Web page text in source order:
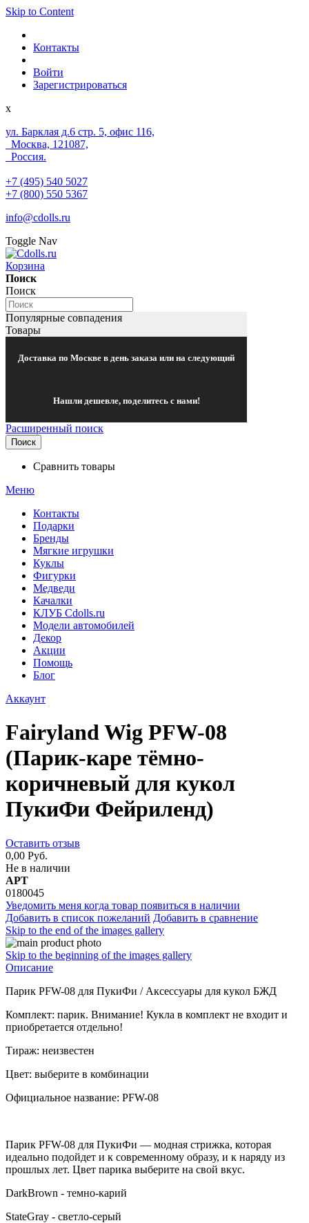
Skip to Content
Контакты
Войти
Зарегистрироваться
x
ул. Барклая д.6 стр. 5, офис 116,
Москва, 121087,
Россия.
+7 (495) 540 5027
+7 (800) 550 5367
info@cdolls.ru
Toggle Nav
Корзина
Поиск
Поиск
Популярные совпадения
Товары
Доставка по Москве в день заказа или на следующий
Нашли дешевле, поделитесь с нами!
Расширенный поиск
Поиск
Сравнить товары
Меню
Контакты
Подарки
Бренды
Мягкие игрушки
Куклы
Фигурки
Медведи
Качалки
КЛУБ Cdolls.ru
Модели автомобилей
Декор
Акции
Помощь
Блог
Аккаунт
Fairyland Wig PFW-08
(Парик-каре тёмно-
коричневый для кукол
ПукиФи Фейриленд)
Оставить отзыв
0,00 Руб.
Не в наличии
АРТ
0180045
Уведомить меня когда товар появиться в наличии
Добавить в список пожеланий Добавить в сравнение
Skip to the end of the images gallery
Skip to the beginning of the images gallery
Описание
Парик PFW-08 для ПукиФи / Аксессуары для кукол БЖД
Комплект: парик. Внимание! Кукла в комплект не входит и
приобретается отдельно!
Тираж: неизвестен
Цвет: выберите в комбинации
Официальное название: PFW-08
Парик PFW-08 для ПукиФи — модная стрижка, которая
идеально подойдет и к современному образу, и к наряду из
прошлых лет. Цвет парика выберите на свой вкус.
DarkBrown - темно-карий
StateGray - светло-серый